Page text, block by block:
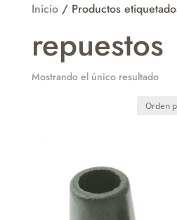
Inicio/ Productos
repuestos
Mostrando el único resultado